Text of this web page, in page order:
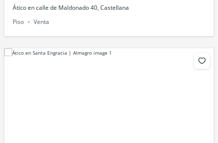
Ático en calle de Maldonado 40, Castellana
Piso
Venta